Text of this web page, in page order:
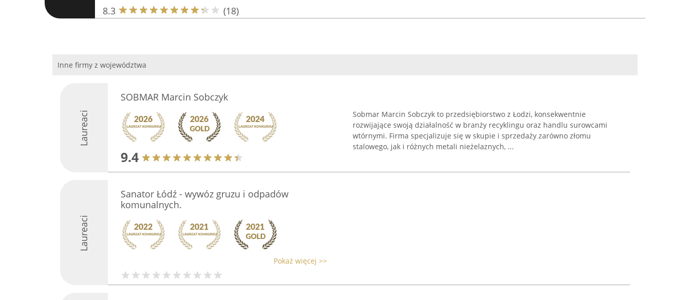
8.3 (18)
Inne firmy z województwa
Laureaci
SOBMAR Marcin Sobczyk
9.4
Sobmar Marcin Sobczyk to przedsiębiorstwo z Łodzi, konsekwentnie
rozwijające swoją działalność w branży recyklingu oraz handlu surowcami
wtórnymi. Firma specjalizuje się w skupie i sprzedaży zarówno złomu
stalowego, jak i różnych metali nieżelaznych, ...
Laureaci
Sanator Łódź - wywóz gruzu i odpadów
komunalnych.
Pokaż więcej >>